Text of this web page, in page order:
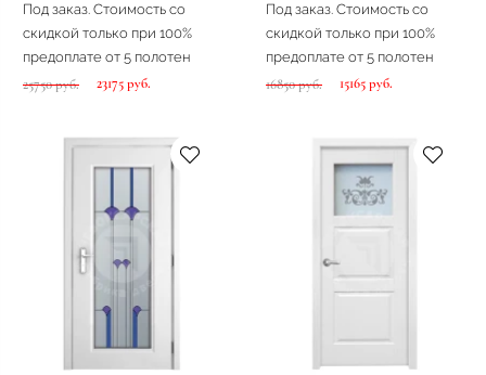
Под заказ. Стоимость со
скидкой только при 100%
предоплате от 5 полотен
25750 руб. 23175 руб.
Под заказ. Стоимость со
скидкой только при 100%
предоплате от 5 полотен
16850 руб. 15165 руб.